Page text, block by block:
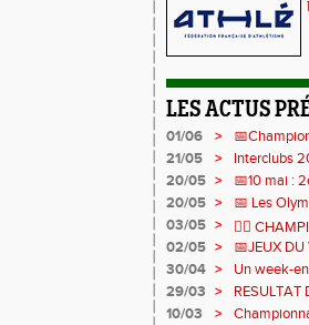
LES ACTUS
01/06 >
relais pour
21/05 >
Interclubs
20/05 >
📅10 mai :
20/05 >
📅 Les
mai
03/05 >
🏃‍♀️
02/05 >
📅JEUX
30/04 >
Un week-
29/03 >
RESULTAT
10/03
>